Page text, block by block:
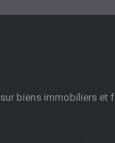
sur biens immobiliers et